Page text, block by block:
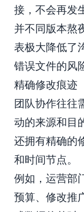
接，不会再发
并不同版本熬
表极大降低了
错误文件的风
精确修改痕迹
团队协作往往
动的来源和目
还拥有精确的
和时间节点。
例如，运营部
预算、修改推